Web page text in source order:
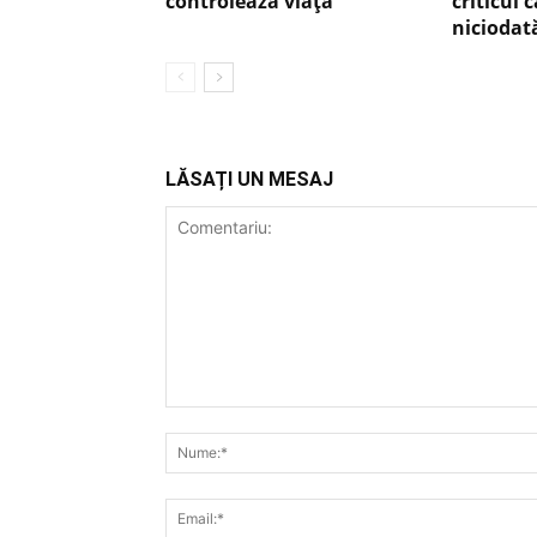
LĂSAȚI UN MESAJ